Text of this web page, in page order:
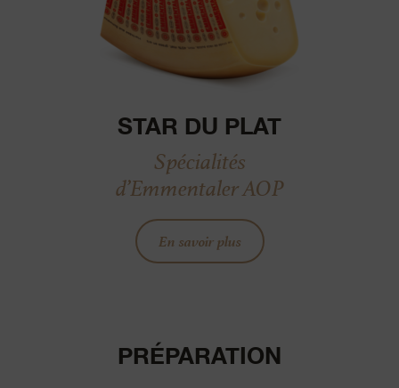
STAR DU PLAT
Spécialités
d’Emmentaler AOP
En savoir plus
PRÉPARATION